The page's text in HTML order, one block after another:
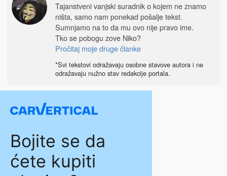
Tajanstveni vanjski suradnik o kojem ne znamo
ništa, samo nam ponekad pošalje tekst.
Sumnjamo na to da mu ovo nije pravo ime.
Tko se pobogu zove Niko?
Pročitaj moje druge članke
*Svi tekstovi odražavaju osobne stavove autora i ne
odražavaju nužno stav redakcije portala.